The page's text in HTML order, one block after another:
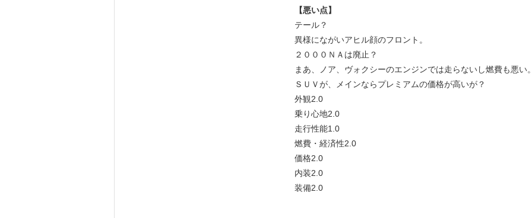
【悪い点】
テール？
異様にながいアヒル顔のフロント。
２０００ＮＡは廃止？
まあ、ノア、ヴォクシーのエンジンでは走らないし燃費も悪い
ＳＵＶが、メインならプレミアムの価格が高いが？
外観2.0
乗り心地2.0
走行性能1.0
燃費・経済性2.0
価格2.0
内装2.0
装備2.0